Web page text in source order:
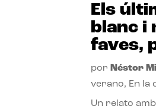
Els
blanc i
faves,
por Néstor
verano, En la
Un relato